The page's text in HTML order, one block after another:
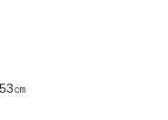
㎝